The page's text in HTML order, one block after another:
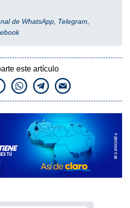
de WhatsApp Telegram
este artículo